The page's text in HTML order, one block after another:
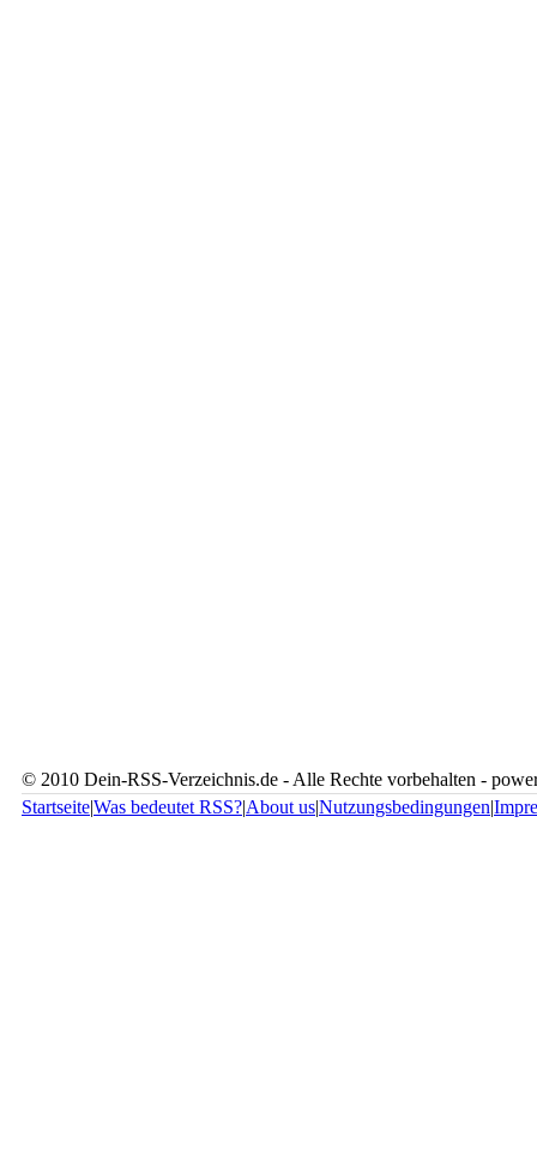
© 2010 Dein-RSS-Verzeichnis.de - Alle Rechte vorbehalten -
Startseite|Was bedeutet RSS?|About us|Nutzungsbedingungen|